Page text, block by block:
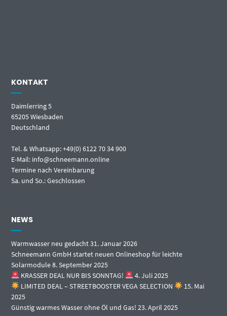
KONTAKT
Daimlerring 5
65205 Wiesbaden
Deutschland
Tel. & Whatsapp: +49(0) 6122 70 34 900
E-Mail: info@schneemann.online
Termine nach Vereinbarung
Sa. und So.: Geschlossen
NEWS
Warmwasser neu gedacht31. Januar 2026
Schneemann GmbH startet neuen Onlineshop für leichte
Solarmodule8. September 2025
KRASSER DEAL NUR BIS SONNTAG!
4. Juli 2025
LIMITED DEAL – STREETBOOSTER VEGA SELECTION
15. Mai
2025
Günstig warmes Wasser ohne Öl und Gas! 23. April 2025